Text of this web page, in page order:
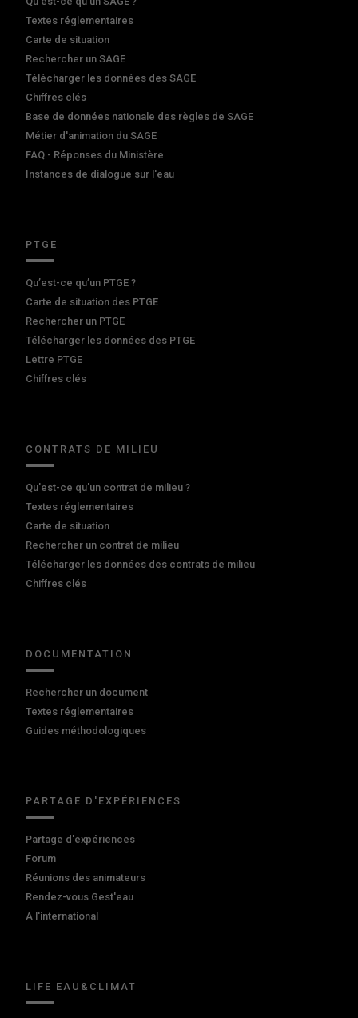
Textes réglementaires
Carte de situation
Rechercher un SAGE
Télécharger les données des SAGE
Chiffres clés
Base de données nationale des règles de SAGE
Métier d'animation du SAGE
FAQ - Réponses du Ministère
Instances de dialogue sur l'eau
PTGE
Qu’est-ce qu’un PTGE ?
Carte de situation des PTGE
Rechercher un PTGE
Télécharger les données des PTGE
Lettre PTGE
Chiffres clés
CONTRATS DE MILIEU
Qu'est-ce qu'un contrat de milieu ?
Textes réglementaires
Carte de situation
Rechercher un contrat de milieu
Télécharger les données des contrats de milieu
Chiffres clés
DOCUMENTATION
Rechercher un document
Textes réglementaires
Guides méthodologiques
PARTAGE D'EXPÉRIENCES
Partage d'expériences
Forum
Réunions des animateurs
Rendez-vous Gest'eau
A l'international
LIFE EAU&CLIMAT